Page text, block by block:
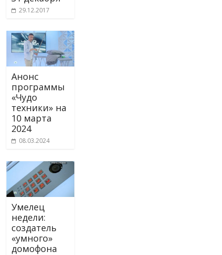
29.12.2017
Анонс
программы
«Чудо
техники» на
10 марта
2024
08.03.2024
Умелец
недели:
создатель
«умного»
домофона